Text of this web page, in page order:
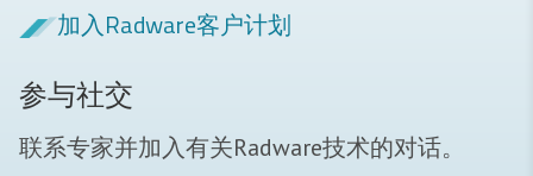
加入Radware客户计划
参与社交
联系专家并加入有关Radware技术的对话。